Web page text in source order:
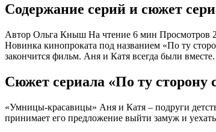
Содержание серий и сюжет
Автор Ольга Кныш На чтение 6 мин Просмотров
Новинка кинопроката под названием «По ту
закончится фильм. Аня и Катя всегда были
Сюжет сериала «По ту сторону
«Умницы-красавицы» Аня и Катя – подруги
принимает его предложение выйти замуж и